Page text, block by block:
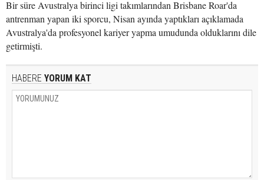
Bir süre Avustralya birinci ligi takımlarından Brisbane Roar'da
antrenman yapan iki sporcu, Nisan ayında yaptıkları açıklamada
Avustralya'da profesyonel kariyer yapma umudunda olduklarını dile
getirmişti.
HABERE YORUM KAT